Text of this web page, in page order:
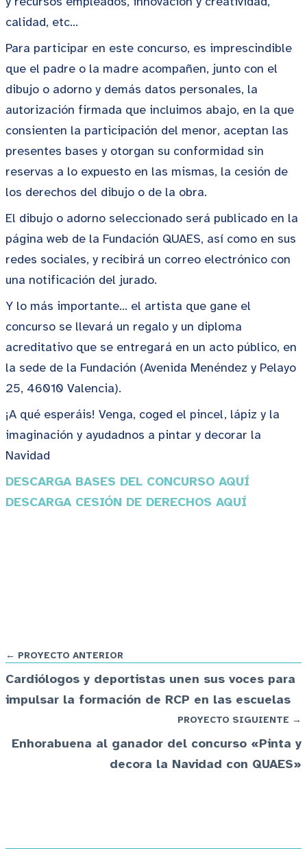
calidad, etc…
Para participar en este concurso, es imprescindible
que el padre o la madre acompañen, junto con el
dibujo o adorno y demás datos personales, la
autorización firmada que incluimos abajo, en la que
consienten la participación del menor, aceptan las
presentes bases y otorgan su conformidad sin
reservas a lo expuesto en las mismas, la cesión de
los derechos del dibujo o de la obra.
El dibujo o adorno seleccionado será publicado en la
página web de la Fundación QUAES, así como en sus
redes sociales, y recibirá un correo electrónico con
una notificación del jurado.
Y lo más importante… el artista que gane el
concurso se llevará un regalo y un diploma
acreditativo que se entregará en un acto público, en
la sede de la Fundación (Avenida Menéndez y Pelayo
25, 46010 Valencia).
¡A qué esperáis! Venga, coged el pincel, lápiz y la
imaginación y ayudadnos a pintar y decorar la
Navidad
DESCARGA BASES DEL CONCURSO AQUÍ
DESCARGA CESIÓN DE DERECHOS AQUÍ
← PROYECTO ANTERIOR
Cardiólogos y deportistas unen sus voces para
impulsar la formación de RCP en las escuelas
PROYECTO SIGUIENTE →
Enhorabuena al ganador del concurso «Pinta y
decora la Navidad con QUAES»